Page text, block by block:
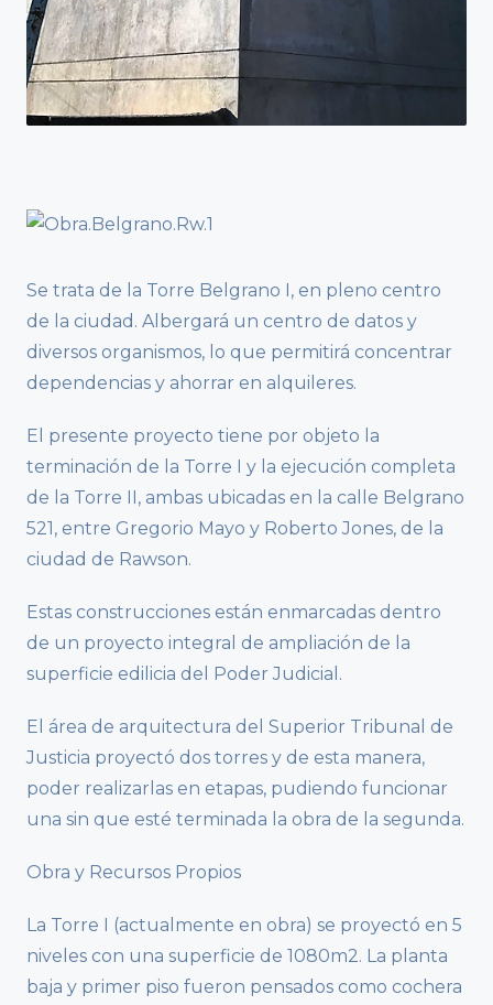
Se trata de la Torre Belgrano I, en pleno centro
de la ciudad. Albergará un centro de datos y
diversos organismos, lo que permitirá concentrar
dependencias y ahorrar en alquileres.
El presente proyecto tiene por objeto la
terminación de la Torre I y la ejecución completa
de la Torre II, ambas ubicadas en la calle Belgrano
521, entre Gregorio Mayo y Roberto Jones, de la
ciudad de Rawson.
Estas construcciones están enmarcadas dentro
de un proyecto integral de ampliación de la
superficie edilicia del Poder Judicial.
El área de arquitectura del Superior Tribunal de
Justicia proyectó dos torres y de esta manera,
poder realizarlas en etapas, pudiendo funcionar
una sin que esté terminada la obra de la segunda.
Obra y Recursos Propios
La Torre I (actualmente en obra) se proyectó en 5
niveles con una superficie de 1080m2. La planta
baja y primer piso fueron pensados como cochera